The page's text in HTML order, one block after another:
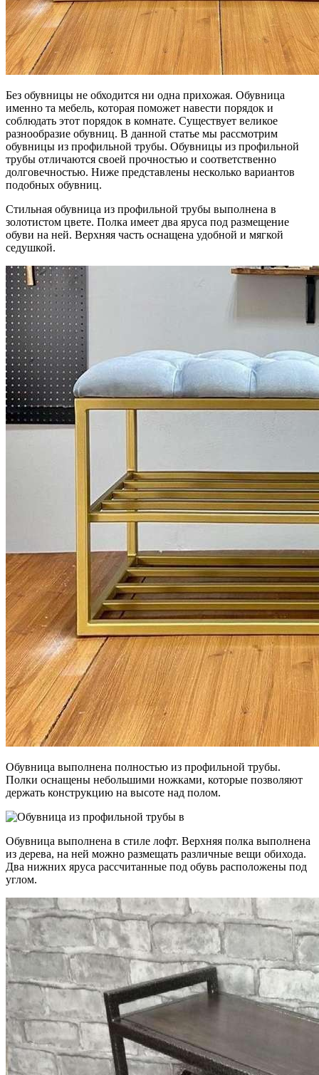
Без обувницы не обходится ни одна прихожая. Обувница
именно та мебель, которая поможет навести порядок и
соблюдать этот порядок в комнате. Существует великое
разнообразие обувниц. В данной статье мы рассмотрим
обувницы из профильной трубы. Обувницы из профильной
трубы отличаются своей прочностью и соответственно
долговечностью. Ниже представлены несколько вариантов
подобных обувниц.
Стильная обувница из профильной трубы выполнена в
золотистом цвете. Полка имеет два яруса под размещение
обуви на ней. Верхняя часть оснащена удобной и мягкой
седушкой.
Обувница выполнена полностью из профильной трубы.
Полки оснащены небольшими ножками, которые позволяют
держать конструкцию на высоте над полом.
Обувница выполнена в стиле лофт. Верхняя полка выполнена
из дерева, на ней можно размещать различные вещи обихода.
Два нижних яруса рассчитанные под обувь расположены под
углом.